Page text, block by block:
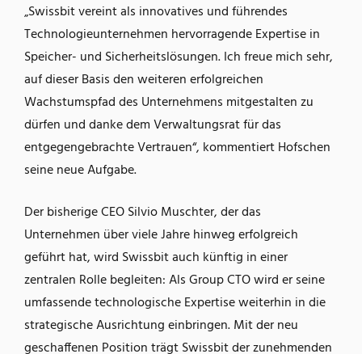
„Swissbit vereint als innovatives und führendes
Technologieunternehmen hervorragende Expertise in
Speicher- und Sicherheitslösungen. Ich freue mich sehr,
auf dieser Basis den weiteren erfolgreichen
Wachstumspfad des Unternehmens mitgestalten zu
dürfen und danke dem Verwaltungsrat für das
entgegengebrachte Vertrauen“, kommentiert Hofschen
seine neue Aufgabe.
Der bisherige CEO Silvio Muschter, der das
Unternehmen über viele Jahre hinweg erfolgreich
geführt hat, wird Swissbit auch künftig in einer
zentralen Rolle begleiten: Als Group CTO wird er seine
umfassende technologische Expertise weiterhin in die
strategische Ausrichtung einbringen. Mit der neu
geschaffenen Position trägt Swissbit der zunehmenden